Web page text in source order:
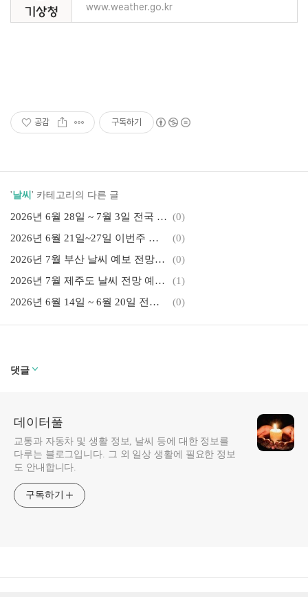
www.weather.go.kr
공감 구독하기
'날씨 ' 카테고리의 다른 글
2026년 6월 28일 ~ 7월 3일 전국 날씨 예보 지역별 기온 강수 전망 안내 (0)
2026년 6월 21일~27일 이번주 날씨 예보｜주말 비 오는 지역과 전국 기온 정리
(0)
2026년 7월 부산 날씨 예보 전망｜해운대·광안리 장마·폭염·여행 옷차림 정리
(0)
2026년 7월 제주도 날씨 전망 예보 장마 강수량 기온 여행 준비 정리
(1)
2026년 6월 14일 ~ 6월 20일 전국 날씨 예보 지역별 기온 강수 전망 안내
(0)
댓글
데이터풀
교통과 자동차 및 생활 정보, 날씨 등에 대한 정보를
다루는 블로그입니다. 그 외 일상 생활에 필요한 정보
도 안내합니다.
구독하기